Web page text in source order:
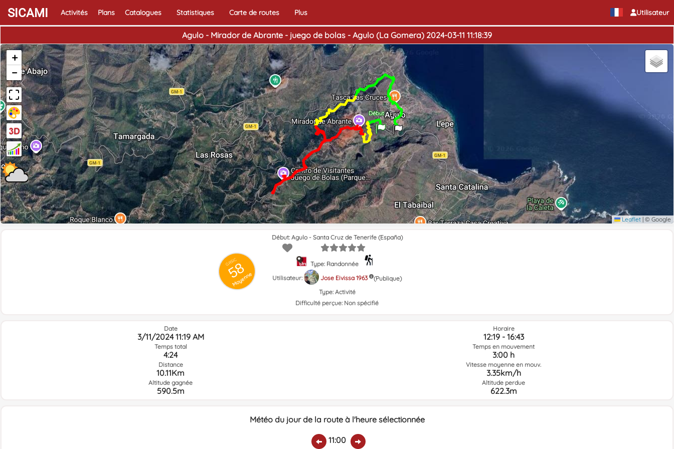
Utilisateur
SICAMI Activités Plans Catalogues Statistiques Carte de routes Plus
Agulo - Mirador de Abrante - juego de bolas - Agulo (La Gomera) 2024-03-11 11:18:39
Début Fin
+
−
Leaflet | © Google
GRSIC
58
Moyenne
Début: Agulo - Santa Cruz de Tenerife (España)
Type: Randonnée
Utilisateur:
Jose Eivissa 1963
(Publique)
Type: Activité
Difficulté perçue: Non spécifié
Date
3/11/2024 11:19 AM
Temps total
4:24
Distance
10.11Km
Altitude gagnée
590.5m
Horaire
12:19 - 16:43
Temps en mouvement
3:00 h
Vitesse moyenne en mouv.
3.35km/h
Altitude perdue
622.3m
Météo du jour de la route à l'heure sélectionnée
11:00